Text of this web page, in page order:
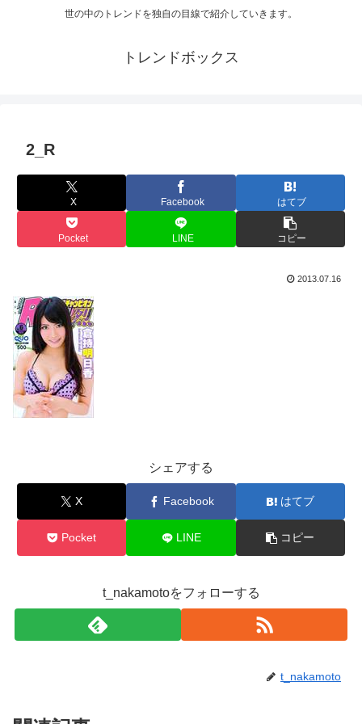
世の中のトレンドを独自の目線で紹介していきます。
トレンドボックス
2_R
X Facebook はてブ
Pocket LINE コピー
2013.07.16
シェアする
X Facebook はてブ
Pocket LINE コピー
t_nakamotoをフォローする
t_nakamoto